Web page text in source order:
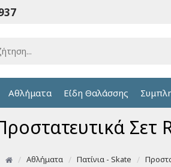
Αθλήματα Είδη Θαλάσσης
Αθλήματα Πατίνια - Skate
Σετ